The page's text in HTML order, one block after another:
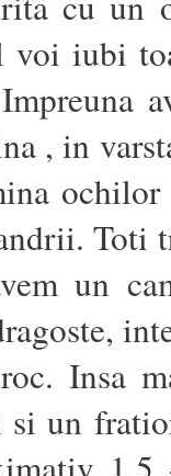
iubi
, in
Toti
un
Insa
un